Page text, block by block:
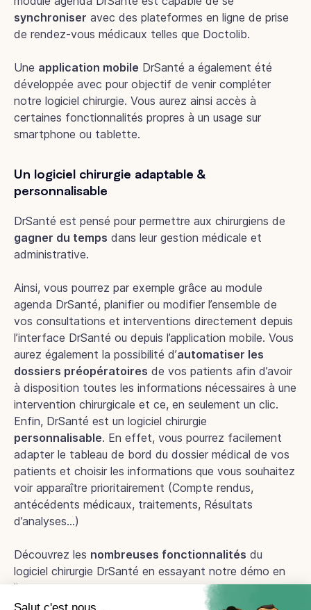
synchroniser avec des plateformes en ligne de prise
de rendez-vous médicaux telles que Doctolib.
Une application mobile DrSanté a également été
développée avec pour objectif de venir compléter
notre logiciel chirurgie. Vous aurez ainsi accès à
certaines fonctionnalités propres à un usage sur
smartphone ou tablette.
Un logiciel chirurgie adaptable &
personnalisable
DrSanté est pensé pour permettre aux chirurgiens de
gagner du temps dans leur gestion médicale et
administrative.
Ainsi, vous pourrez par exemple grâce au module
agenda DrSanté, planifier ou modifier l’ensemble de
vos consultations et interventions directement depuis
l’interface DrSanté ou depuis l’application mobile. Vous
aurez également la possibilité d’automatiser les
dossiers préopératoires de vos patients afin d’avoir
à disposition toutes les informations nécessaires à une
intervention chirurgicale et ce, en seulement un clic.
Enfin, DrSanté est un logiciel chirurgie
personnalisable. En effet, vous pourrez facilement
adapter le tableau de bord du dossier médical de vos
patients et choisir les informations que vous souhaitez
voir apparaître prioritairement (Compte rendus,
antécédents médicaux, traitements, Résultats
d’analyses…)
Découvrez les nombreuses fonctionnalités du
logiciel chirurgie DrSanté en essayant notre démo en
ligne.